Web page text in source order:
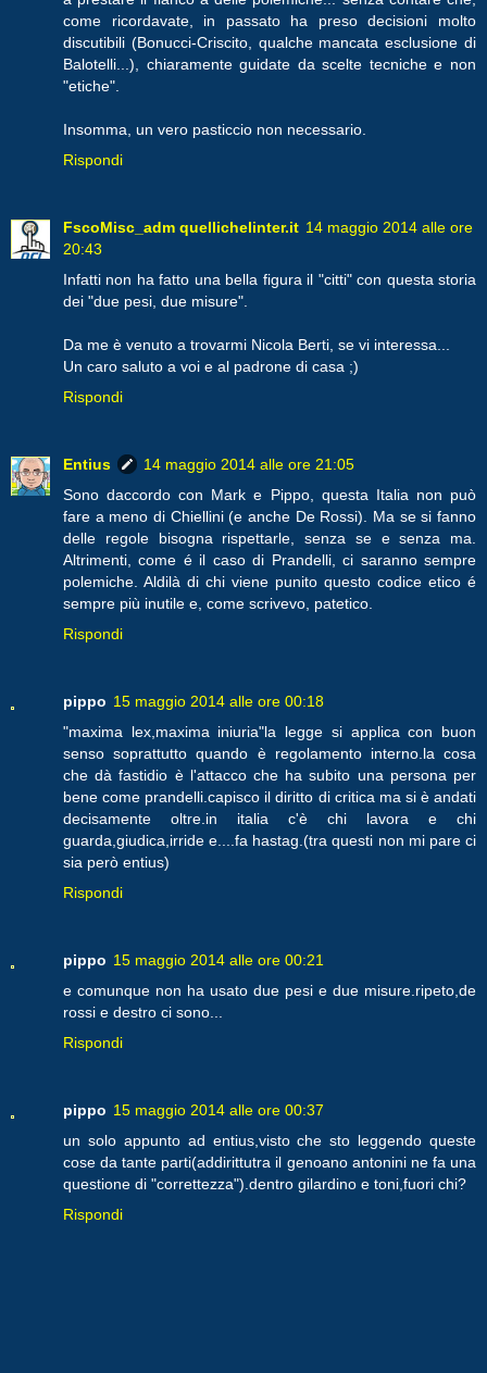
come ricordavate, in passato ha preso decisioni molto
discutibili (Bonucci-Criscito, qualche mancata esclusione di
Balotelli...), chiaramente guidate da scelte tecniche e non
"etiche".
Insomma, un vero pasticcio non necessario.
Rispondi
FscoMisc_adm quellichelinter.it 14 maggio 2014 alle ore
20:43
Infatti non ha fatto una bella figura il "citti" con questa storia
dei "due pesi, due misure".
Da me è venuto a trovarmi Nicola Berti, se vi interessa...
Un caro saluto a voi e al padrone di casa ;)
Rispondi
Entius
14 maggio 2014 alle ore 21:05
Sono daccordo con Mark e Pippo, questa Italia non può
fare a meno di Chiellini (e anche De Rossi). Ma se si fanno
delle regole bisogna rispettarle, senza se e senza ma.
Altrimenti, come é il caso di Prandelli, ci saranno sempre
polemiche. Aldilà di chi viene punito questo codice etico é
sempre più inutile e, come scrivevo, patetico.
Rispondi
pippo 15 maggio 2014 alle ore 00:18
"maxima lex,maxima iniuria"la legge si applica con buon
senso soprattutto quando è regolamento interno.la cosa
che dà fastidio è l'attacco che ha subito una persona per
bene come prandelli.capisco il diritto di critica ma si è andati
decisamente oltre.in italia c'è chi lavora e chi
guarda,giudica,irride e....fa hastag.(tra questi non mi pare ci
sia però entius)
Rispondi
pippo 15 maggio 2014 alle ore 00:21
e comunque non ha usato due pesi e due misure.ripeto,de
rossi e destro ci sono...
Rispondi
pippo 15 maggio 2014 alle ore 00:37
un solo appunto ad entius,visto che sto leggendo queste
cose da tante parti(addirittutra il genoano antonini ne fa una
questione di "correttezza").dentro gilardino e toni,fuori chi?
Rispondi